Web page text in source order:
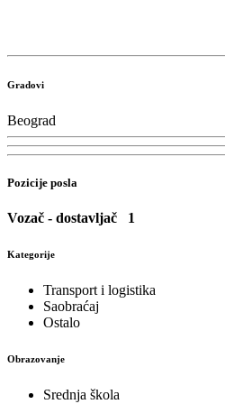
Gradovi
Beograd
Pozicije posla
Vozač - dostavljač 1
Kategorije
Transport i logistika
Saobraćaj
Ostalo
Obrazovanje
Srednja škola